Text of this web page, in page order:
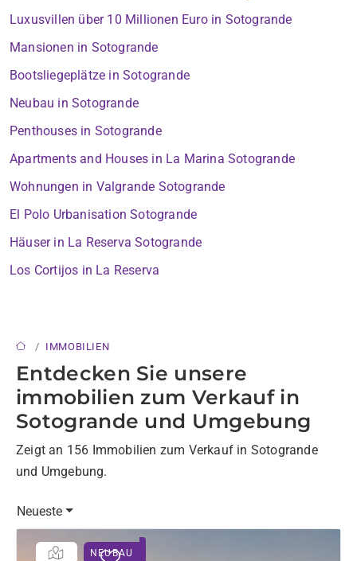
Luxusvillen über 10 Millionen Euro in Sotogrande
Mansionen in Sotogrande
Bootsliegeplätze in Sotogrande
Neubau in Sotogrande
Penthouses in Sotogrande
Apartments and Houses in La Marina Sotogrande
Wohnungen in Valgrande Sotogrande
El Polo Urbanisation Sotogrande
Häuser in La Reserva Sotogrande
Los Cortijos in La Reserva
IMMOBILIEN
Entdecken Sie unsere
immobilien zum Verkauf in
Sotogrande und Umgebung
Zeigt an 156 Immobilien zum Verkauf in Sotogrande
und Umgebung.
Neueste
NEUBAU